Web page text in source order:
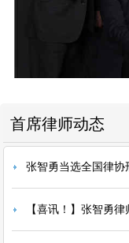
首席律师动态
张智勇当选全国律协
【喜讯！】张智勇